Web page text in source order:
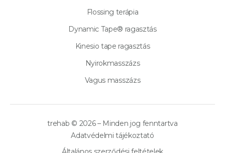
Flossing terápia
Dynamic Tape® ragasztás
Kinesio tape ragasztás
Nyirokmasszázs
Vagus masszázs
trehab © 2026 – Minden jog fenntartva
Adatvédelmi tájékoztató